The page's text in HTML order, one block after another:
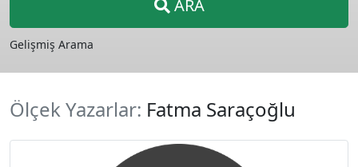
ARA
Gelişmiş Arama
Ölçek Yazarlar: Fatma Saraçoğlu